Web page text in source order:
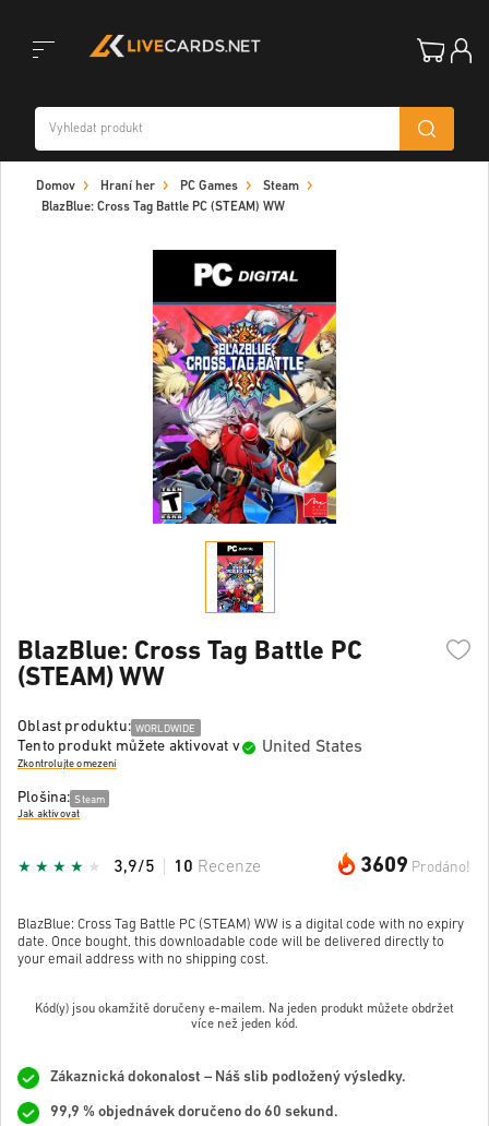
navigation
Domov Hraní her PC Games
Steam
BlazBlue: Cross Tag Battle PC (STEAM) WW
BlazBlue: Cross Tag Battle PC
(STEAM) WW
Oblast produktu: WORLDWIDE
Tento produkt můžete aktivovat v United States
Zkontrolujte omezení
Plošina: Steam
Jak aktivovat
3609 Prodáno!
3,9/5 10 Recenze
BlazBlue: Cross Tag Battle PC (STEAM) WW is a digital code with no expiry
date. Once bought, this downloadable code will be delivered directly to
your email address with no shipping cost.
Kód(y) jsou okamžitě doručeny e-mailem. Na jeden produkt můžete obdržet
více než jeden kód.
Zákaznická dokonalost – Náš slib podložený výsledky.
99,9 % objednávek doručeno do 60 sekund.